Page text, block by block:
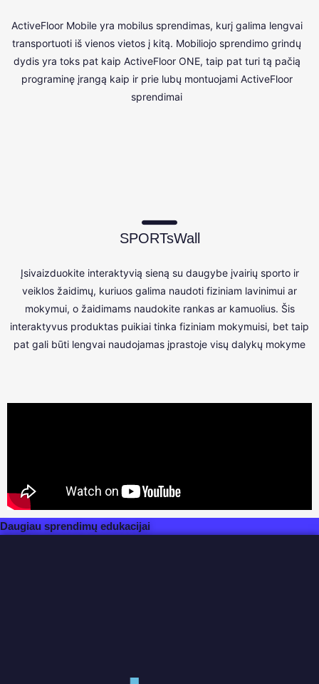
ActiveFloor Mobile yra mobilus sprendimas, kurį galima lengvai
transportuoti iš vienos vietos į kitą. Mobiliojo sprendimo grindų
dydis yra toks pat kaip ActiveFloor ONE, taip pat turi tą pačią
programinę įrangą kaip ir prie lubų montuojami ActiveFloor
sprendimai
SPORTsWall
Įsivaizduokite interaktyvią sieną su daugybe įvairių sporto ir
veiklos žaidimų, kuriuos galima naudoti fiziniam lavinimui ar
mokymui, o žaidimams naudokite rankas ar kamuolius. Šis
interaktyvus produktas puikiai tinka fiziniam mokymuisi, bet taip
pat gali būti lengvai naudojamas įprastoje visų dalykų mokyme
Daugiau sprendimų edukacijai